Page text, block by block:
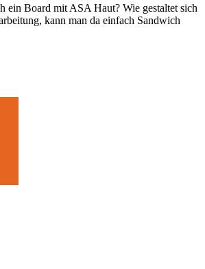
ein Board mit ASA Haut? Wie gestaltet sich
kann man da einfach Sandwich